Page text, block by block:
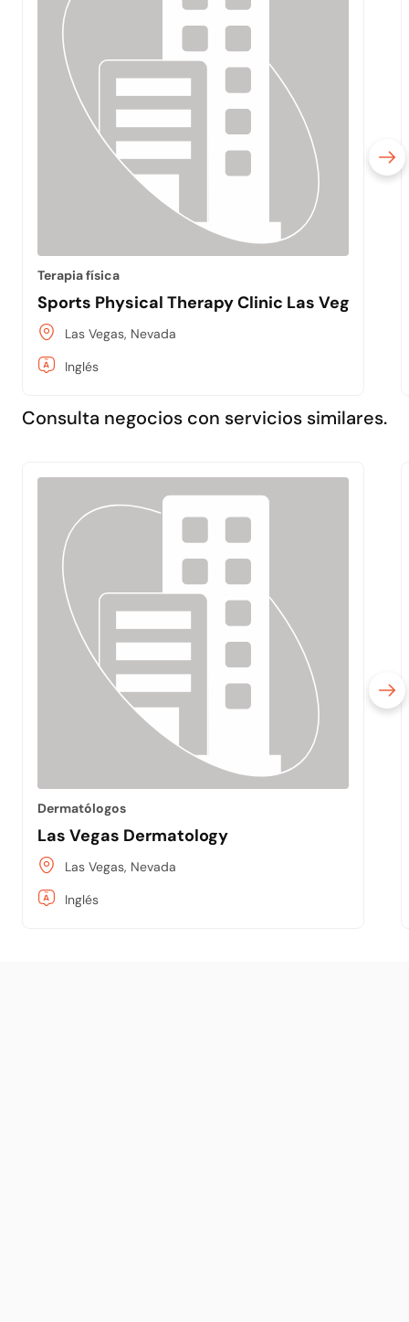
Terapia física
Sports Physical Therapy Clinic Las Vegas
Las Vegas, Nevada
Inglés
Consulta negocios con servicios similares.
Dermatólogos
Las Vegas Dermatology
Las Vegas, Nevada
Inglés